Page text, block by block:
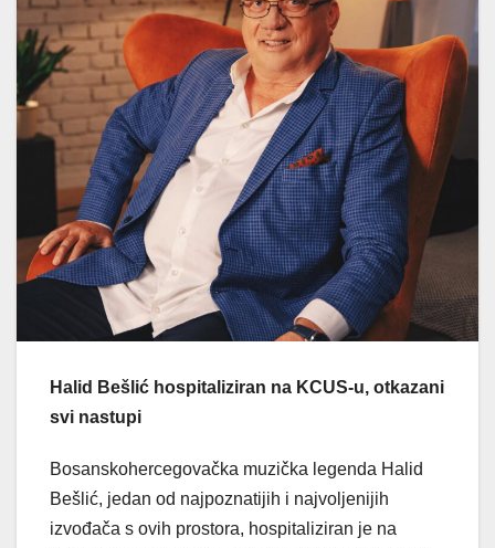
Halid Bešlić hospitaliziran na KCUS-u, otkazani
svi nastupi
Bosanskohercegovačka muzička legenda Halid
Bešlić, jedan od najpoznatijih i najvoljenijih
izvođača s ovih prostora, hospitaliziran je na